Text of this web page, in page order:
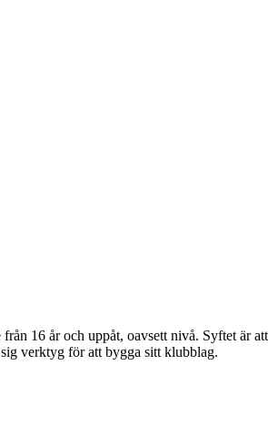
16 år och uppåt, oavsett nivå. Syftet är
verktyg för att bygga sitt klubblag.